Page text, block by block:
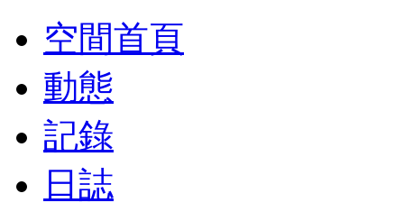
空間首頁
動態
記錄
日誌